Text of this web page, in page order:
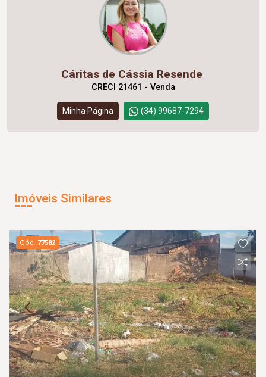
Cáritas de Cássia Resende
CRECI 21461 - Venda
Minha Página (34) 99687-7294
Imóveis Similares
Cód. 77582